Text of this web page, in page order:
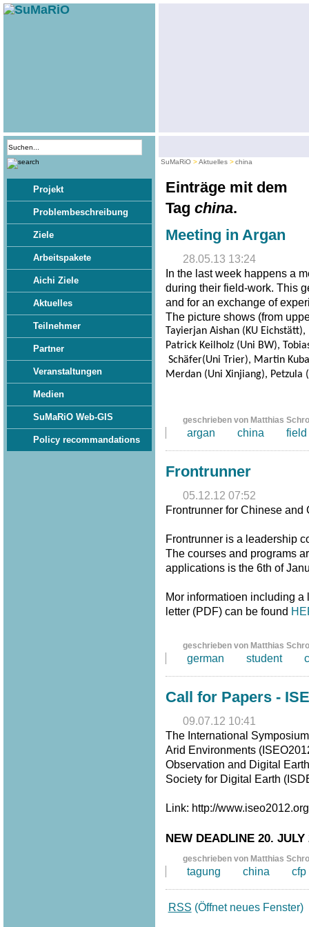
Projekt
Problembeschreibung
Ziele
Arbeitspakete
Aichi Ziele
Aktuelles
Teilnehmer
Partner
Veranstaltungen
Medien
SuMaRiO Web-GIS
Policy recommandations
SuMaRiO Aktuelles china
Einträge mit dem
Tag china.
Meeting in Argan
28.05.13 13:24
In the last week happens a
during their field-work. This
and for an exchange of
The picture shows (from
Tayierjan Aishan (KU
Patrick Keilholz (Uni BW),
Schäfer(Uni Trier), Martin
Merdan (Uni Xinjiang), Petzula
geschrieben von Matthias
argan china field
Frontrunner
05.12.12 07:52
Frontrunner for Chinese and
Frontrunner is a leadership
The courses and programs
applications is the 6th of
Mor informatioen including
letter (PDF) can be found
geschrieben von Matthias
german student
Call for Papers -
09.07.12 10:41
The International
Arid Environments
Observation and Digital
Society for Digital Earth
Link: http://
NEW DEADLINE 20. JULY
geschrieben von Matthias
tagung china cfp
RSS (Öffnet neues Fenster)